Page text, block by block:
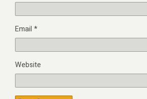
Email *
Website